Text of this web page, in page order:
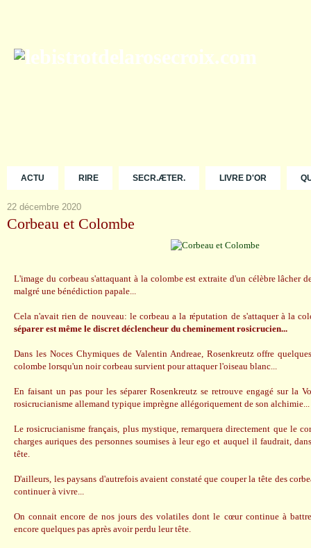
ACTU RIRE SECR.ÆTER. LIVRE D'OR
22 décembre 2020
Corbeau et Colombe
L'image du corbeau s'attaquant à la colombe est extraite d'un célèbre lâcher
malgré une bénédiction papale...
Cela n'avait rien de nouveau: le corbeau a la réputation de s'attaquer à la
séparer est même le discret déclencheur du cheminement rosicrucien...
Dans les Noces Chymiques de Valentin Andreae, Rosenkreutz offre
colombe lorsqu'un noir corbeau survient pour attaquer l'oiseau blanc...
En faisant un pas pour les séparer Rosenkreutz se retrouve engagé sur la
rosicrucianisme allemand typique imprègne allégoriquement de son alchimie...
Le rosicrucianisme français, plus mystique, remarquera directement que le
charges auriques des personnes soumises à leur ego et auquel il faudrait,
tête.
D'ailleurs, les paysans d'autrefois avaient constaté que couper la tête des
continuer à vivre...
On connait encore de nos jours des volatiles dont le cœur continue à
encore quelques pas après avoir perdu leur tête.